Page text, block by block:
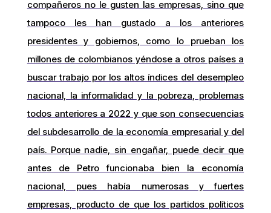
compañeros no le gusten las empresas, sino que
tampoco les han gustado a los anteriores
presidentes y gobiernos, como lo prueban los
millones de colombianos yéndose a otros países a
buscar trabajo por los altos índices del desempleo
nacional, la informalidad y la pobreza, problemas
todos anteriores a 2022 y que son consecuencias
del subdesarrollo de la economía empresarial y del
país. Porque nadie, sin engañar, puede decir que
antes de Petro funcionaba bien la economía
nacional, pues había numerosas y fuertes
empresas, producto de que los partidos políticos